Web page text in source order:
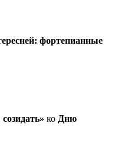
фортепианные
ко Дню